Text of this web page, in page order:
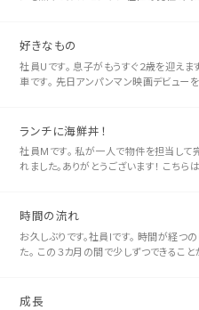
好きなもの
社員Uです。 息子がもうすぐ２歳を迎え
車です。 先日アンパンマン映画デビュー
ランチに海鮮丼！
社員Mです。 私が一人で物件を担当し
れました。ありがとうございます！ こち
時間の流れ
お久しぶりです。社員Iです。 時間が経つ
た。 この３カ月の間で少しずつできるこ
成長